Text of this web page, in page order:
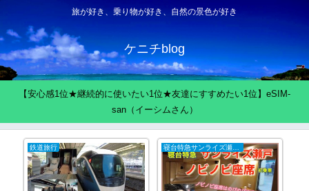
旅が好き、乗り物が好き、自然の景色が好き
ケニチblog
【安心感1位★継続的に使いたい1位★友達にすすめたい1位】eSIM-
san（イーシムさん）
鉄道旅行 寝台特急サンライズ瀬戸出雲